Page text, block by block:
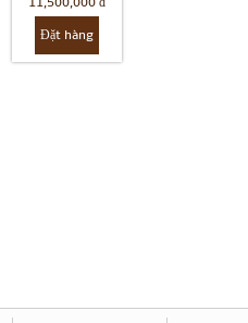
Đặt hàng